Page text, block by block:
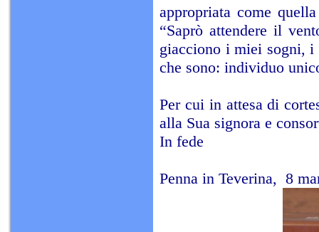
appropriata come
“Saprò attendere il
giacciono i miei sogni,
che sono: individuo
Per cui in attesa di
alla Sua signora e
In fede
Penna in Teverina, 8